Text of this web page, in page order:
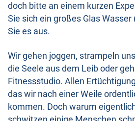
doch bitte an einem kurzen
Sie sich ein großes Glas Wasser
Sie es aus.
Wir gehen joggen, strampeln
die Seele aus dem Leib oder
Fitnessstudio. Allen
das wir nach einer Weile
kommen. Doch warum